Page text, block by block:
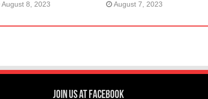
August 8, 2023 August 7, 2023
Join us at Facebook